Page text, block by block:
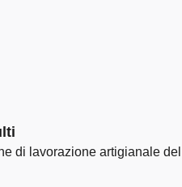
di lavorazione artigianale